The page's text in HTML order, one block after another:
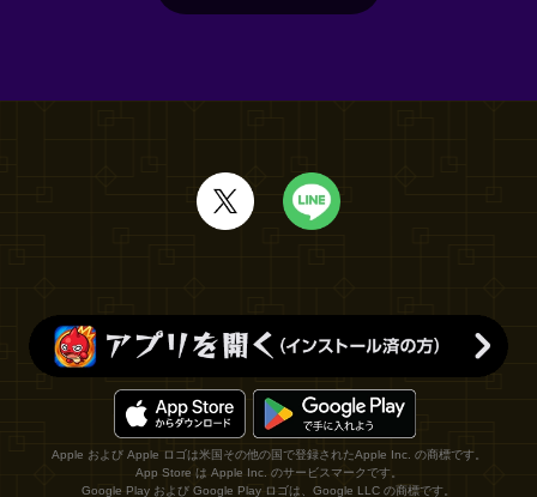
Apple および Apple ロゴは米国その他の国で登録されたApple Inc. の商標です。
App Store は Apple Inc. のサービスマークです。
Google Play および Google Play ロゴは、Google LLC の商標です。